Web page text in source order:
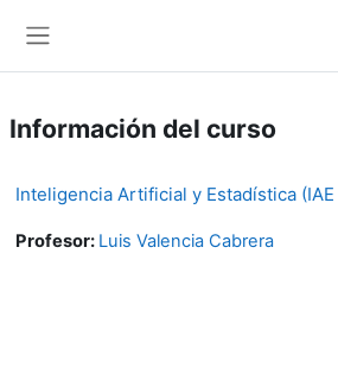
Información del curso
Inteligencia Artificial y Estadística (IAE
Profesor: Luis Valencia Cabrera